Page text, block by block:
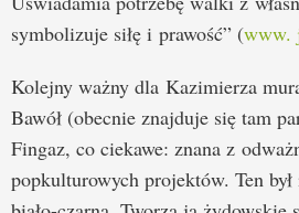
symbolizuje siłę i prawość” (www.
Kolejny ważny dla Kazimierza
Bawół (obecnie znajduje się tam
Fingaz, co ciekawe: znana z
popkulturowych projektów. Ten